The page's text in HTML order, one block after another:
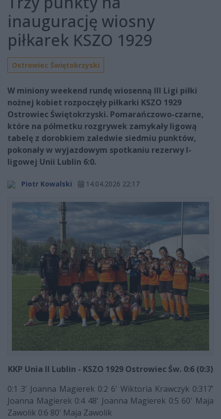
inaugurację wiosny
piłkarek KSZO 1929
Ostrowiec Świętokrzyski
W miniony weekend rundę wiosenną III Ligi piłki
nożnej kobiet rozpoczęły piłkarki KSZO 1929
Ostrowiec Świętokrzyski. Pomarańczowo-czarne,
które na półmetku rozgrywek zamykały ligową
tabelę z dorobkiem zaledwie siedmiu punktów,
pokonały w wyjazdowym spotkaniu rezerwy I-
ligowej Unii Lublin 6:0.
Piotr Kowalski 14.04.2026 22:17
KKP Unia II Lublin - KSZO 1929 Ostrowiec Św. 0:6 (0:3)
0:1 3' Joanna Magierek 0:2 6' Wiktoria Krawczyk 0:317'
Joanna Magierek 0:4 48' Joanna Magierek 0:5 60' Maja
Zawolik 0:6 80' Maja Zawolik